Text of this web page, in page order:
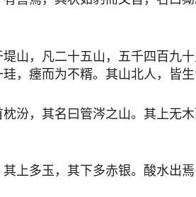
山，凡二十五山，五千四百九十
，瘗而为不糈。其山北人，皆生
汾，其名曰管涔之山。其上无
上多玉，其下多赤银。酸水出